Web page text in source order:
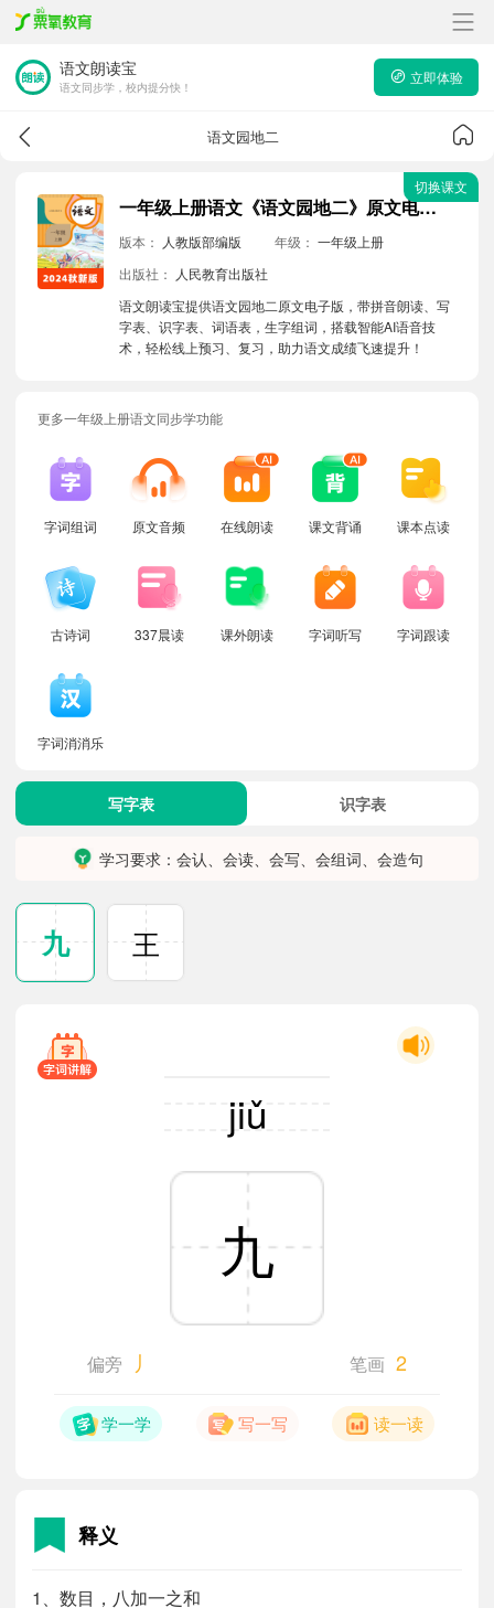
语文朗读宝
语文同步学，校内提分快！
立即体验
语文园地二
一年级上册语文《语文园地二》原文电子版带拼音朗读音频
版本： 人教版部编版 年级： 一年级上册
出版社：
人民教育出版社
语文朗读宝提供语文园地二原文电子版，带拼音朗读、写
字表、识字表、词语表，生字组词，搭载智能AI语音技
术，轻松线上预习、复习，助力语文成绩飞速提升！
切换课文
更多一年级上册语文同步学功能
字词组词 原文音频 在线朗读 课文背诵 课本点读
古诗词 337晨读 课外朗读 字词听写 字词跟读
字词消消乐
写字表 识字表
学习要求：会认、会读、会写、会组词、会造句
九 王
jiǔ
九
偏旁 丿 笔画 2
学一学 写一写 读一读
释义
1、数目，八加一之和